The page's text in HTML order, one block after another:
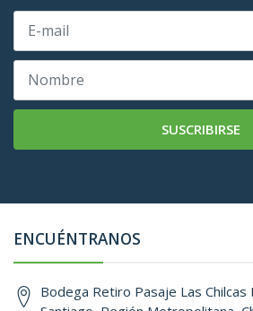
SUSCRIBIRSE
ENCUÉNTRANOS
Bodega Retiro Pasaje Las